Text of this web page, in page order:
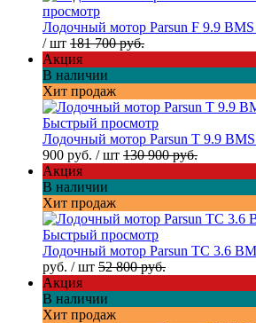
просмотр
Лодочный мотор Parsun F 9.9
/ шт 181 700 руб.
Акция
В наличии
Хит продаж
Быстрый просмотр
Лодочный мотор Parsun T 9.9
900 руб. / шт 130 900 руб.
Акция
В наличии
Хит продаж
Быстрый просмотр
Лодочный мотор Parsun TC 3.6
руб. / шт 52 800 руб.
Акция
В наличии
Хит продаж